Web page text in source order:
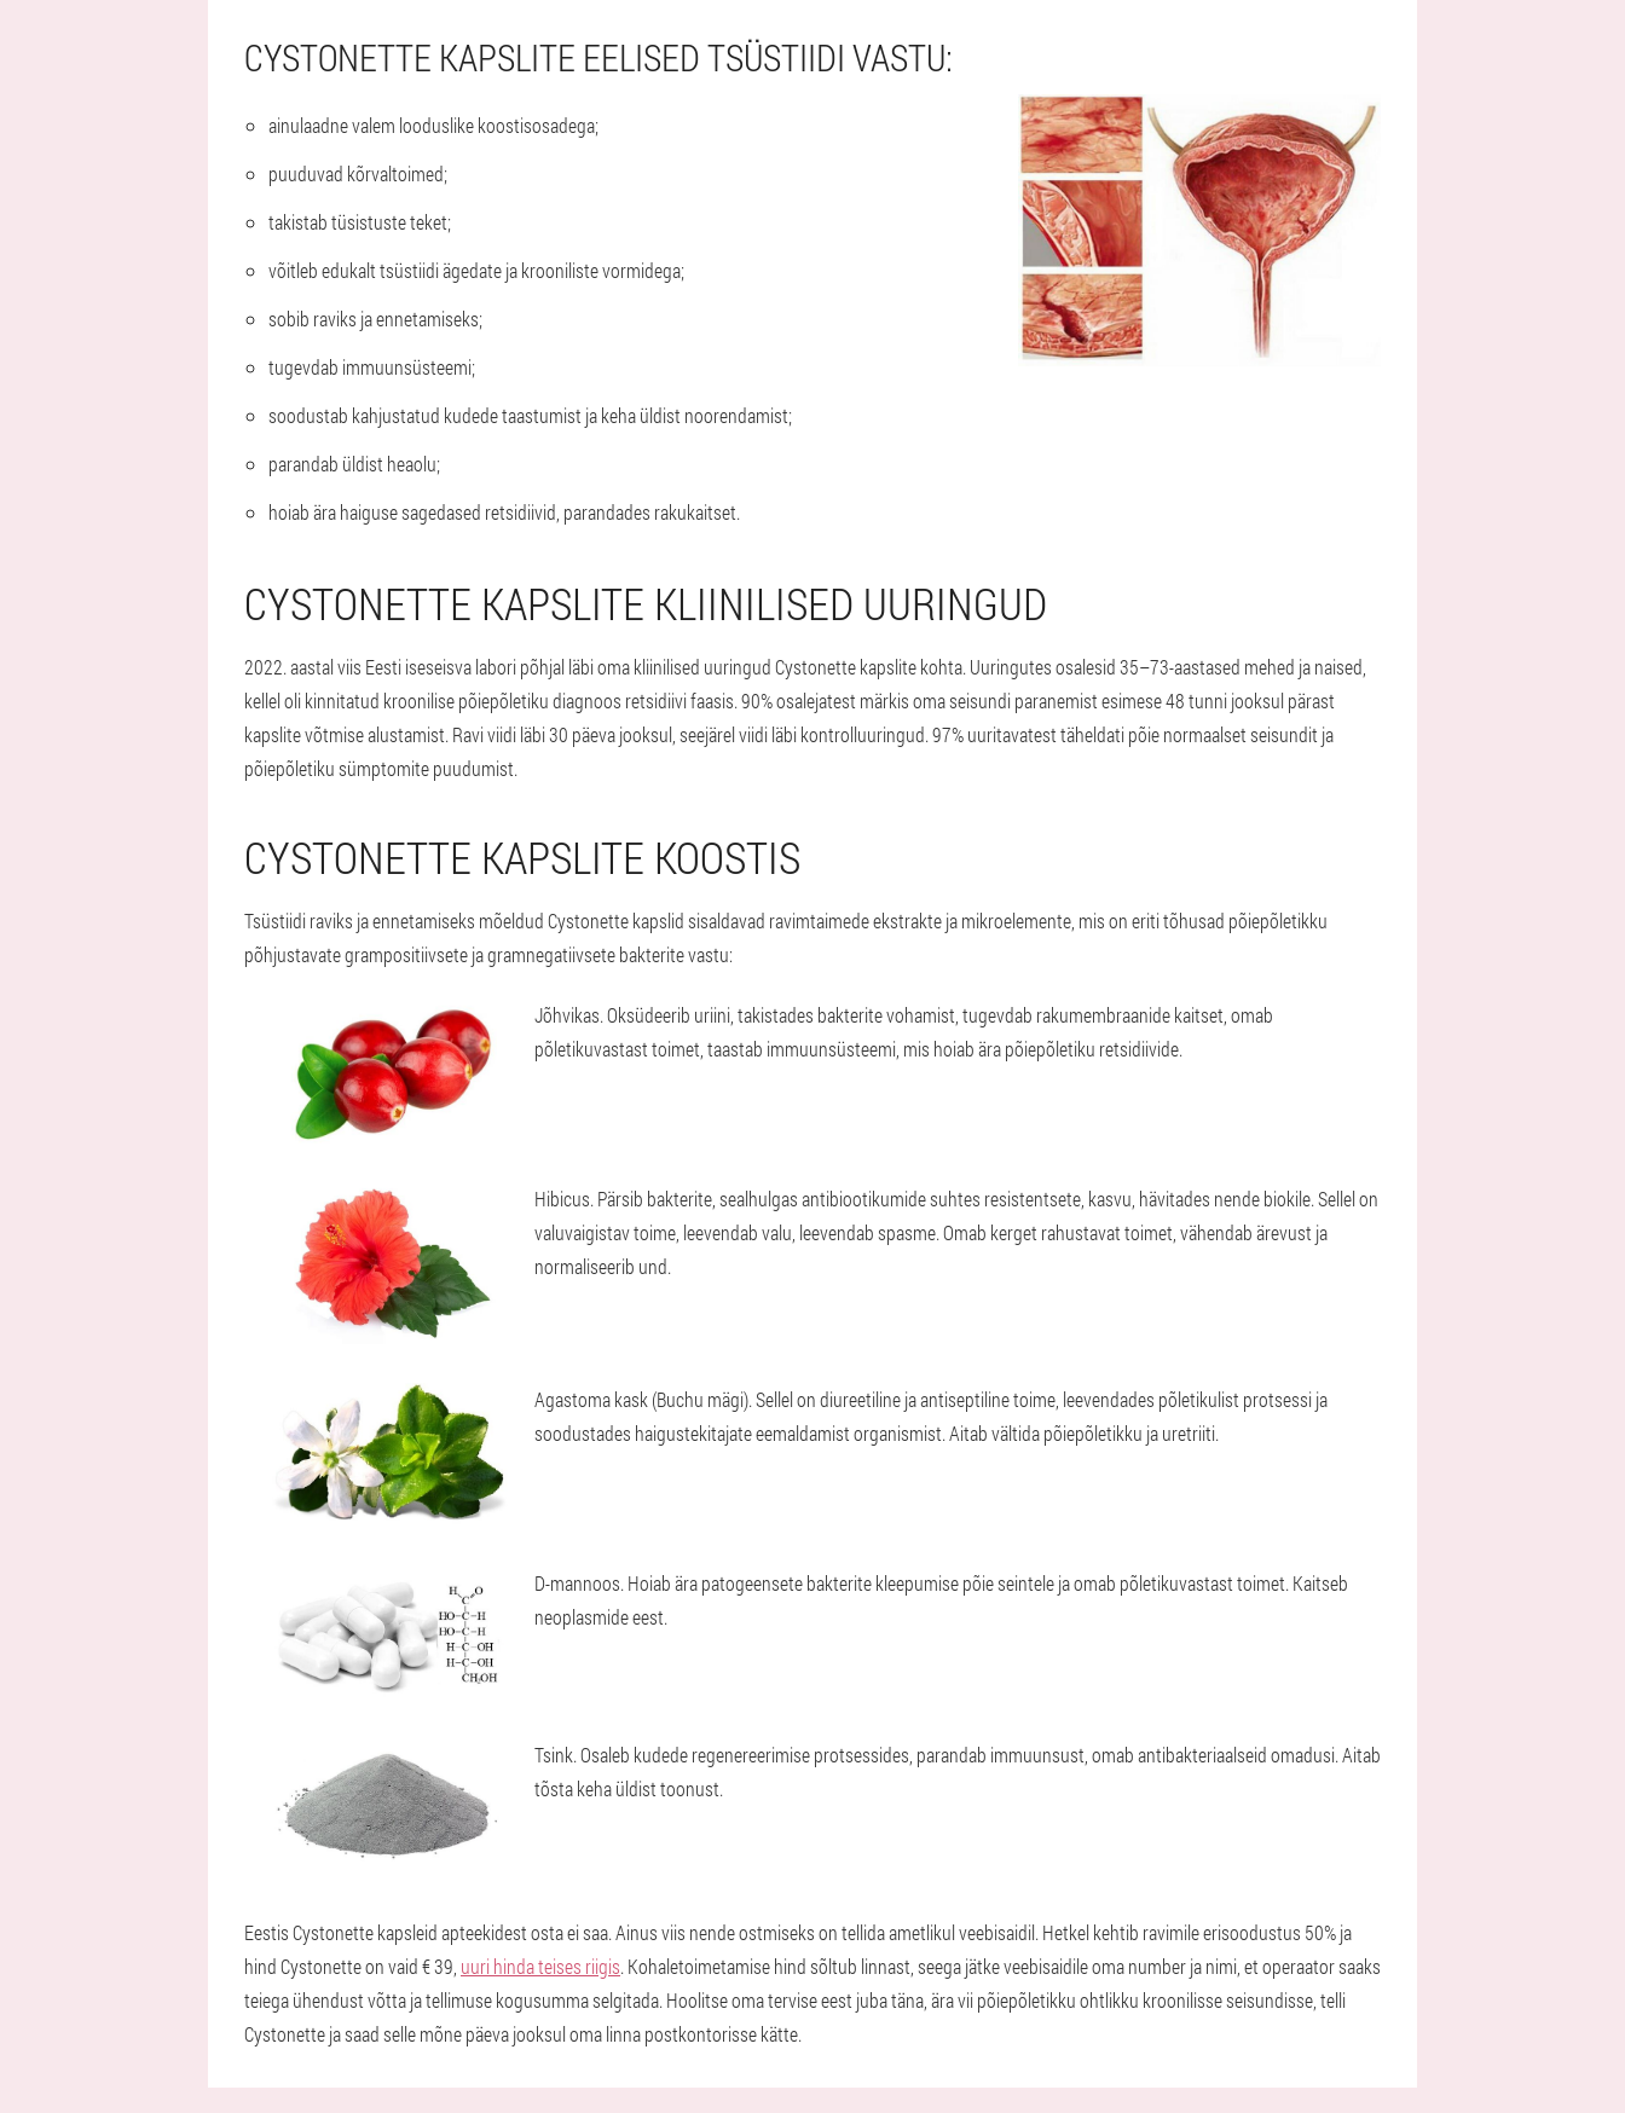
CYSTONETTE KAPSLITE EELISED TSÜSTIIDI VASTU:
ainulaadne valem looduslike koostisosadega;
puuduvad kõrvaltoimed;
takistab tüsistuste teket;
võitleb edukalt tsüstiidi ägedate ja krooniliste vormidega;
sobib raviks ja ennetamiseks;
tugevdab immuunsüsteemi;
soodustab kahjustatud kudede taastumist ja keha üldist noorendamist;
parandab üldist heaolu;
hoiab ära haiguse sagedased retsidiivid, parandades rakukaitset.
CYSTONETTE KAPSLITE KLIINILISED UURINGUD
2022. aastal viis Eesti iseseisva labori põhjal läbi oma kliinilised uuringud Cystonette kapslite kohta. Uuringutes osalesid 35–73-aastased mehed ja naised,
kellel oli kinnitatud kroonilise põiepõletiku diagnoos retsidiivi faasis. 90% osalejatest märkis oma seisundi paranemist esimese 48 tunni jooksul pärast
kapslite võtmise alustamist. Ravi viidi läbi 30 päeva jooksul, seejärel viidi läbi kontrolluuringud. 97% uuritavatest täheldati põie normaalset seisundit ja
põiepõletiku sümptomite puudumist.
CYSTONETTE KAPSLITE KOOSTIS
Tsüstiidi raviks ja ennetamiseks mõeldud Cystonette kapslid sisaldavad ravimtaimede ekstrakte ja mikroelemente, mis on eriti tõhusad põiepõletikku
põhjustavate grampositiivsete ja gramnegatiivsete bakterite vastu:
Jõhvikas. Oksüdeerib uriini, takistades bakterite vohamist, tugevdab rakumembraanide kaitset, omab
põletikuvastast toimet, taastab immuunsüsteemi, mis hoiab ära põiepõletiku retsidiivide.
Hibicus. Pärsib bakterite, sealhulgas antibiootikumide suhtes resistentsete, kasvu, hävitades nende biokile. Sellel on
valuvaigistav toime, leevendab valu, leevendab spasme. Omab kerget rahustavat toimet, vähendab ärevust ja
normaliseerib und.
Agastoma kask (Buchu mägi). Sellel on diureetiline ja antiseptiline toime, leevendades põletikulist protsessi ja
soodustades haigustekitajate eemaldamist organismist. Aitab vältida põiepõletikku ja uretriiti.
D-mannoos. Hoiab ära patogeensete bakterite kleepumise põie seintele ja omab põletikuvastast toimet. Kaitseb
neoplasmide eest.
Tsink. Osaleb kudede regenereerimise protsessides, parandab immuunsust, omab antibakteriaalseid omadusi. Aitab
tõsta keha üldist toonust.
Eestis Cystonette kapsleid apteekidest osta ei saa. Ainus viis nende ostmiseks on tellida ametlikul veebisaidil. Hetkel kehtib ravimile erisoodustus 50% ja
hind Cystonette on vaid € 39, uuri hinda teises riigis. Kohaletoimetamise hind sõltub linnast, seega jätke veebisaidile oma number ja nimi, et operaator saaks
teiega ühendust võtta ja tellimuse kogusumma selgitada. Hoolitse oma tervise eest juba täna, ära vii põiepõletikku ohtlikku kroonilisse seisundisse, telli
Cystonette ja saad selle mõne päeva jooksul oma linna postkontorisse kätte.